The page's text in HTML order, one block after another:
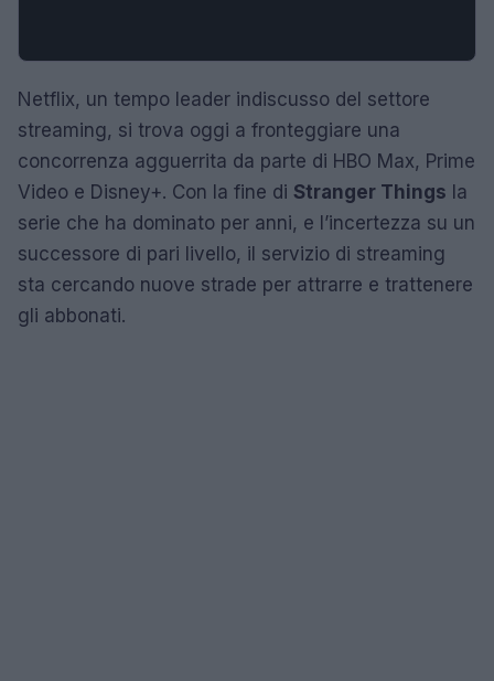
Netflix, un tempo leader indiscusso del settore
streaming, si trova oggi a fronteggiare una
concorrenza agguerrita da parte di HBO Max, Prime
Video e Disney+. Con la fine di Stranger Things la
serie che ha dominato per anni, e l’incertezza su un
successore di pari livello, il servizio di streaming
sta cercando nuove strade per attrarre e trattenere
gli abbonati.